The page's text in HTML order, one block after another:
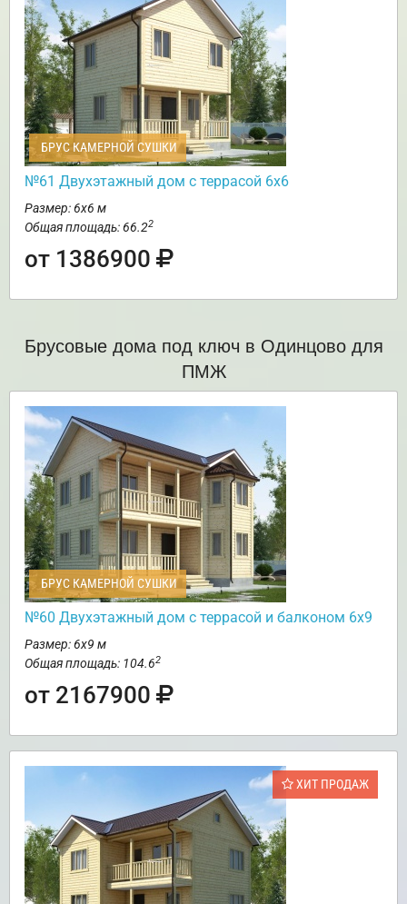
БРУС КАМЕРНОЙ СУШКИ
№61 Двухэтажный дом с террасой 6х6
Размер: 6х6 м
Общая площадь: 66.22
от 1386900
Брусовые дома под ключ в Одинцово для
ПМЖ
БРУС КАМЕРНОЙ СУШКИ
№60 Двухэтажный дом с террасой и балконом 6х9
Размер: 6х9 м
Общая площадь: 104.62
от 2167900
ХИТ ПРОДАЖ